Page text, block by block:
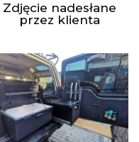
Zdjęcie nadesłane
przez klienta